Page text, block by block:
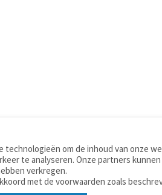
WOORDENBOEKEN
Nederlands - Engels
Nederlands - Duits
technologieën om de inhoud van onze
te analyseren. Onze partners
verkregen.
met de voorwaarden zoals